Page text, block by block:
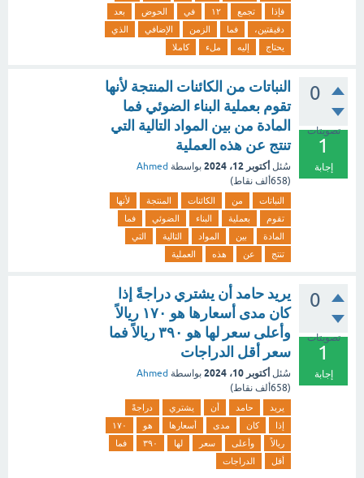
فإذا
تجمع ١٢ في الحوض
بعد
دقيقتين،
فما الزمن الإضافي
الذي
يحتاج
إليه ملء كاملا
0
تصويتات
1
إجابة
النباتات من الكائنات المنتجة لأنها
تقوم بعملية البناء الضوئي فما
المادة من بين المواد التالية التي
تنتج عن هذه العملية
سُئل أكتوبر 12، 2024 بواسطة Ahmed
(658ألف نقاط)
النباتات من الكائنات المنتجة
لأنها
تقوم
بعملية البناء الضوئي
فما
المادة
بين المواد التالية
التي
تنتج
عن هذه العملية
0
تصويتات
1
إجابة
يريد حامد أن يشتري دراجةً إذا
كان مدى أسعارها هو ١٧٠ ريالاً
وأعلى سعر لها هو ٣٩٠ ريالاً فما
سعر أقل الدراجات
سُئل أكتوبر 10، 2024 بواسطة Ahmed
(658ألف نقاط)
يريد حامد أن يشتري
دراجةً
إذا
كان مدى أسعارها هو
١٧٠
ريالاً
وأعلى سعر لها ٣٩٠
فما
أقل
الدراجات